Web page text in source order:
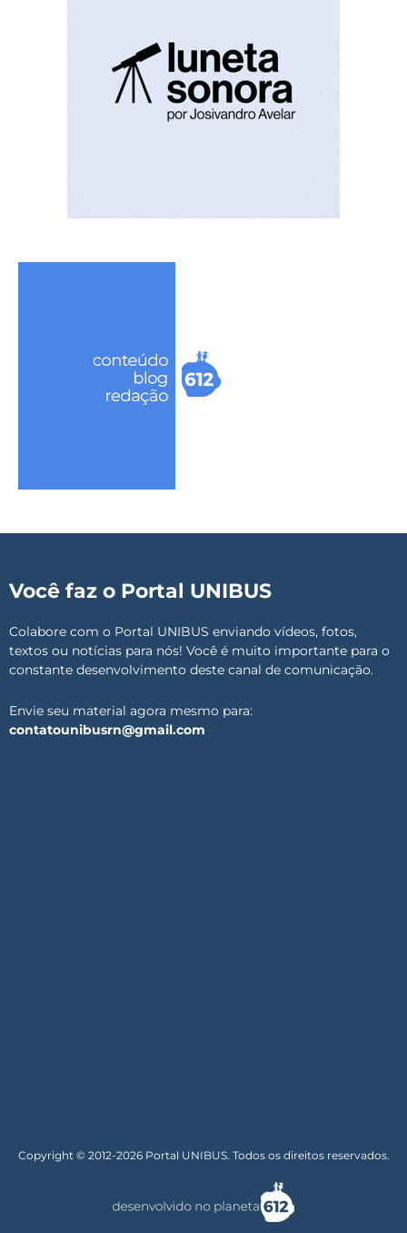
Você faz o Portal UNIBUS
Colabore com o Portal UNIBUS enviando vídeos, fotos,
textos ou notícias para nós! Você é muito importante para o
constante desenvolvimento deste canal de comunicação.
Envie seu material agora mesmo para:
contatounibusrn@gmail.com
Copyright © 2012-2026 Portal UNIBUS. Todos os direitos reservados.